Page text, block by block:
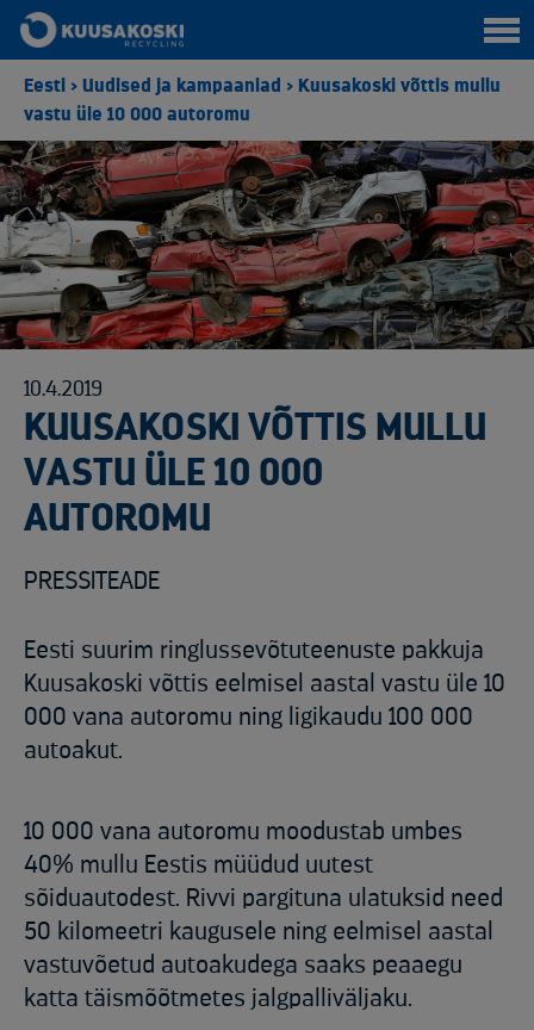
Eesti > Uudised ja kampaaniad > Kuusakoski võttis mullu
vastu üle 10 000 autoromu
10.4.2019
KUUSAKOSKI VÕTTIS MULLU
VASTU ÜLE 10 000
AUTOROMU
PRESSITEADE
Eesti suurim ringlussevõtuteenuste pakkuja
Kuusakoski võttis eelmisel aastal vastu üle 10
000 vana autoromu ning ligikaudu 100 000
autoakut.
10 000 vana autoromu moodustab umbes
40% mullu Eestis müüdud uutest
sõiduautodest. Rivvi pargituna ulatuksid need
50 kilomeetri kaugusele ning eelmisel aastal
vastuvõetud autoakudega saaks peaaegu
katta täismõõtmetes jalgpalliväljaku.